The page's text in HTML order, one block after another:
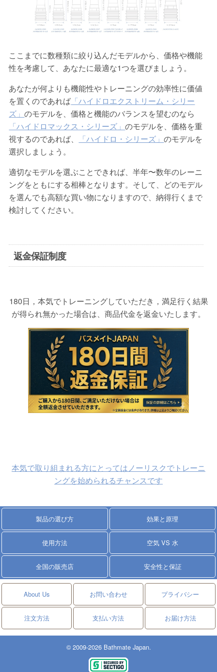
ここまでに数種類に絞り込んだモデルから、価格や機能
性を考慮して、あなたに最適な1つを選びましょう。
あなたが何よりも機能性やトレーニングの効率性に価値
を置くのであれば 「ハイドロエクストリーム・シリー
ズ」のモデルを、価格と機能のバランスを望むのなら
「ハイドロマックス・シリーズ」のモデルを、価格を重
視するのであれば、
「ハイドロ・シリーズ」のモデルを
選択しましょう。
適切なモデルを選ぶことできれば、半年〜数年のレーニ
ングをともにする相棒となります。そして、どのモデル
を選んでも高額な買い物になりますので、納得行くまで
検討してください。
返金保証制度
180日，本気でトレーニングしていただき，満足行く結果
が得られ無かった場合は、商品代金を返金いたします。
本気で取り組まれる方にとってはノーリスクでトレーニ
ングを始められるチャンスです
製品の選び方 効果と原理
使用方法 空気 VS 水
全国の販売店 安全性と保証
About Us お問い合わせ プライバシー
注文方法 支払い方法 お届け方法
© 2009-2026 Bathmate Japan.